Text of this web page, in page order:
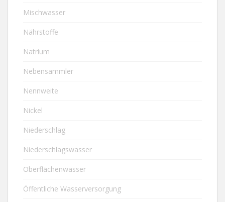
Mischwasser
Nährstoffe
Natrium
Nebensammler
Nennweite
Nickel
Niederschlag
Niederschlagswasser
Oberflächenwasser
Öffentliche Wasserversorgung